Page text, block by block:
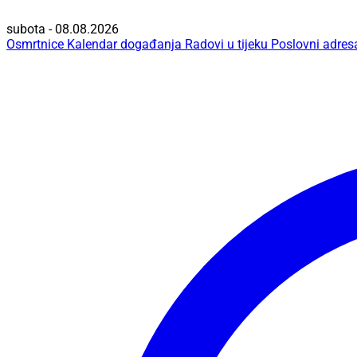
subota - 08.08.2026
Osmrtnice Kalendar događanja Radovi u tijeku Poslovni